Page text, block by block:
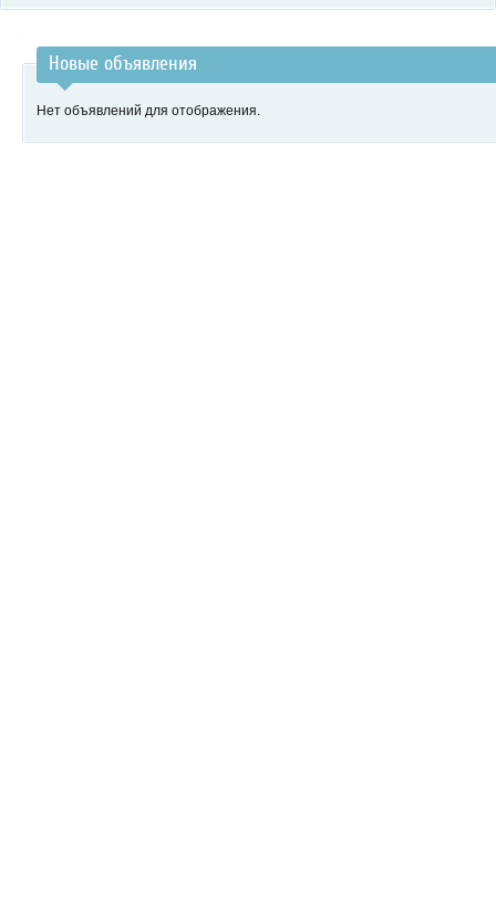
Новые объявления
Нет объявлений для отображения.